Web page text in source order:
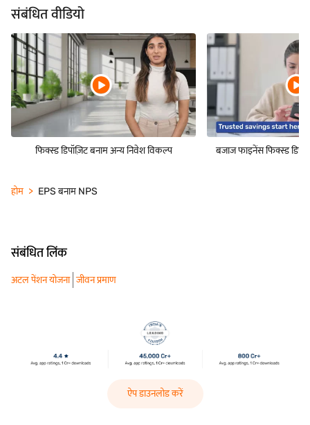
संबंधित वीडियो
फिक्स्ड डिपॉज़िट बनाम अन्य निवेश विकल्प बजाज फाइनेंस फिक्स्ड
होम EPS बनाम NPS
संबंधित लिंक
अटल पेंशन योजना जीवन प्रमाण
ऐप डाउनलोड करें